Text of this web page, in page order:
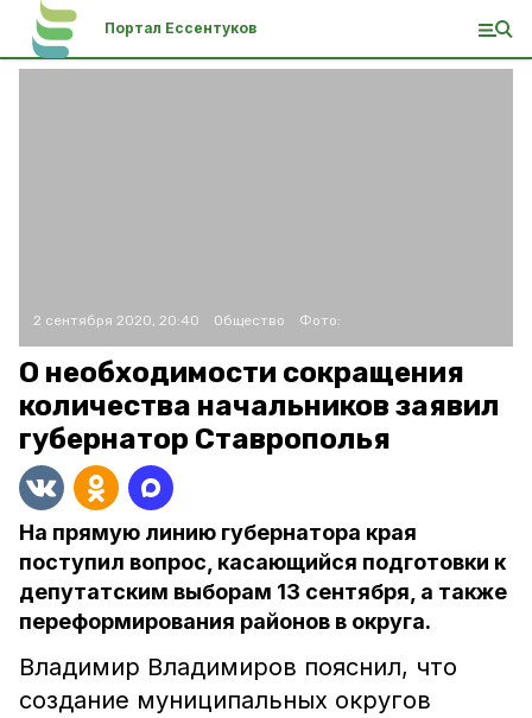
Портал Ессентуков
2 сентября 2020, 20:40 Общество Фото:
О необходимости сокращения
количества начальников заявил
губернатор Ставрополья
На прямую линию губернатора края
поступил вопрос, касающийся подготовки к
депутатским выборам 13 сентября, а также
переформирования районов в округа.
Владимир Владимиров пояснил, что
создание муниципальных округов